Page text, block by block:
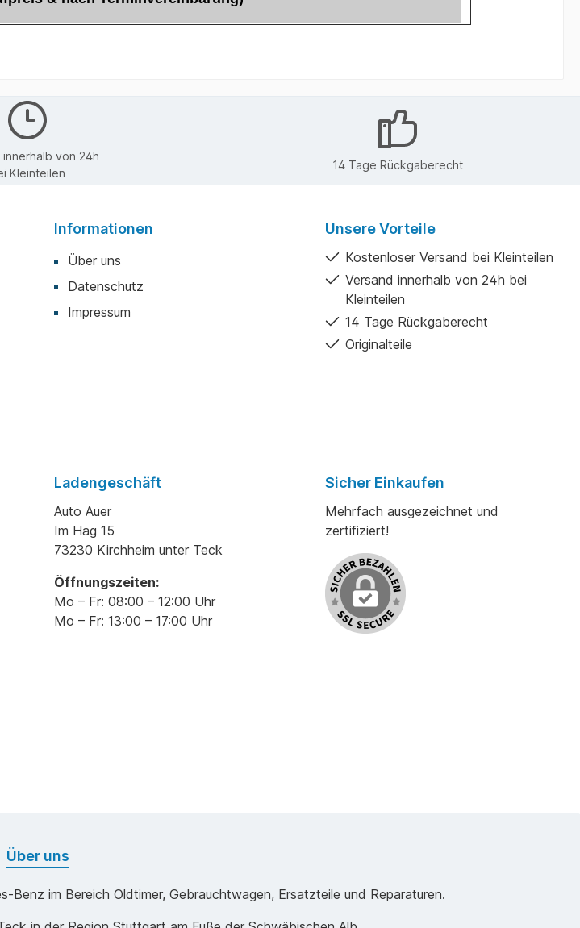
innerhalb von 24h
Kleinteilen
14 Tage Rückgaberecht
Informationen
Über uns
Datenschutz
Impressum
Unsere Vorteile
Kostenloser Versand bei Kleinteilen
Versand innerhalb von 24h bei
Kleinteilen
14 Tage Rückgaberecht
Originalteile
Ladengeschäft
Auto Auer
Im Hag 15
73230 Kirchheim unter Teck
Öffnungszeiten:
Mo – Fr: 08:00 – 12:00 Uhr
Mo – Fr: 13:00 – 17:00 Uhr
Sicher Einkaufen
Mehrfach ausgezeichnet und
zertifiziert!
Über uns
im Bereich Oldtimer, Gebrauchtwagen, Ersatzteile und Reparaturen.